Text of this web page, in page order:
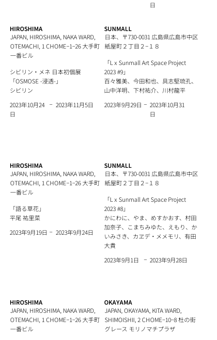
日
HIROSHIMA
JAPAN, HIROSHIMA, NAKA WARD,
OTEMACHI, 1 CHOME−1−26 大手町
一番ビル
シビリン・メネ 日本初個展
「OSMOSE -浸透-」
シビリン
2023年10月24
日
− 2023年11月5日
SUNMALL
日本、〒730-0031 広島県広島市中区
紙屋町２丁目２−１８
「L x Sunmall Art Space Project
2023 #9」
百々雅美、今田和也、具志堅琉孔、
山中洋明、下村祐介、川村龍平
2023年9月29日 − 2023年10月31
日
HIROSHIMA
JAPAN, HIROSHIMA, NAKA WARD,
OTEMACHI, 1 CHOME−1−26 大手町
一番ビル
「語る草花」
平尾 祐里菜
2023年9月19日 − 2023年9月24日
SUNMALL
日本、〒730-0031 広島県広島市中区
紙屋町２丁目２−１８
「L x Sunmall Art Space Project
2023 #8」
かにわに、やま、めすかおす、村田
加奈子、こまちみゆた、えもり、か
いみさき、カヱデ・メメモリ、有田
大貴
2023年9月1日
− 2023年9月28日
HIROSHIMA
JAPAN, HIROSHIMA, NAKA WARD,
OTEMACHI, 1 CHOME−1−26 大手町
一番ビル
OKAYAMA
JAPAN, OKAYAMA, KITA WARD,
SHIMOISHII, 2 CHOME−10−8 杜の街
グレース モリノマチプラザ